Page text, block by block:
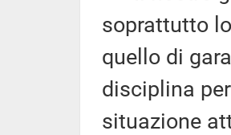
soprattutto
quello di
disciplina
situazione